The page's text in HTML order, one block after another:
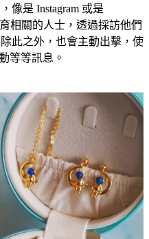
像是 Instagram 或是
相關的人士，透過採訪他們
此之外，也會主動出擊，使
等等訊息。